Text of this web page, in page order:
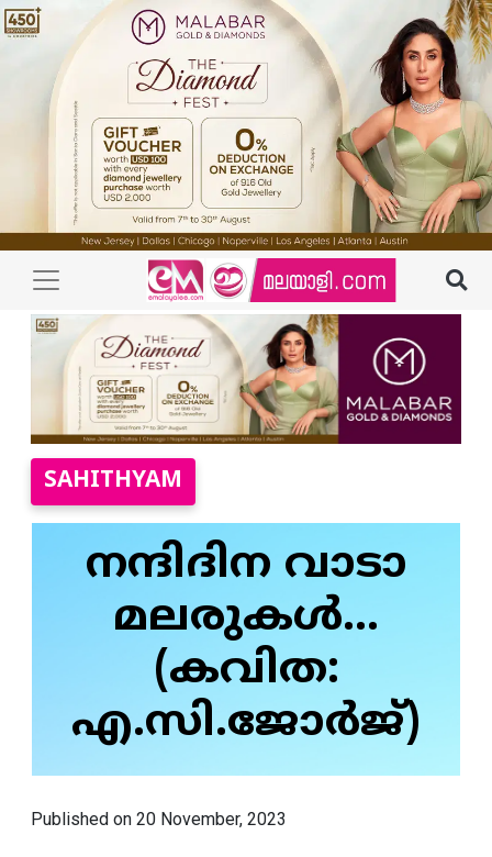
SAHITHYAM
നന്ദിദിന വാടാ
മലരുകൾ…
(കവിത:
എ.സി.ജോർജ്)
Published on 20 November, 2023